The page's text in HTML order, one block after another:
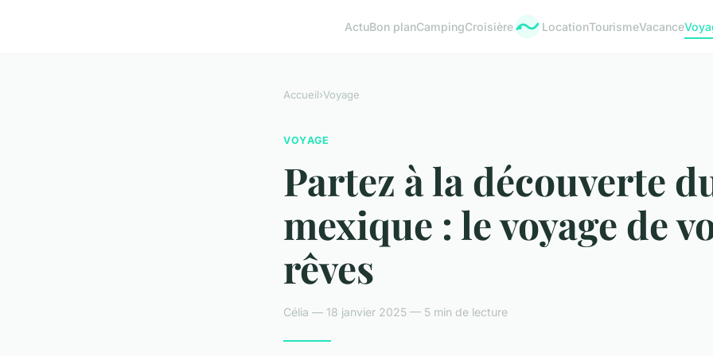
ActuBon planCampingCroisière LocationTourismeVacance
Accueil›Voyage
VOYAGE
Partez à la découverte
mexique : le voyage de
rêves
Célia — 18 janvier 2025 — 5 min de lecture